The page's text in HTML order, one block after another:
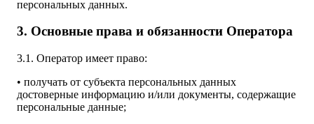
персональных данных.
3. Основные права и обязанности Оператора
3.1. Оператор имеет право:
• получать от субъекта персональных данных
достоверные информацию и/или документы, содержащие
персональные данные;